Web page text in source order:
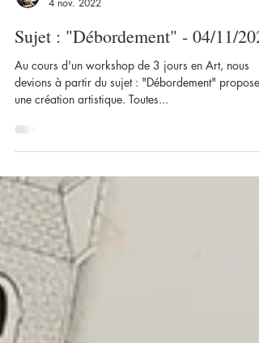
Bamby-art
4 nov. 2022
Sujet : "Débordement" - 04/11/
Au cours d'un workshop de 3 jours en Art, nous
devions à partir du sujet : "Débordement" proposer